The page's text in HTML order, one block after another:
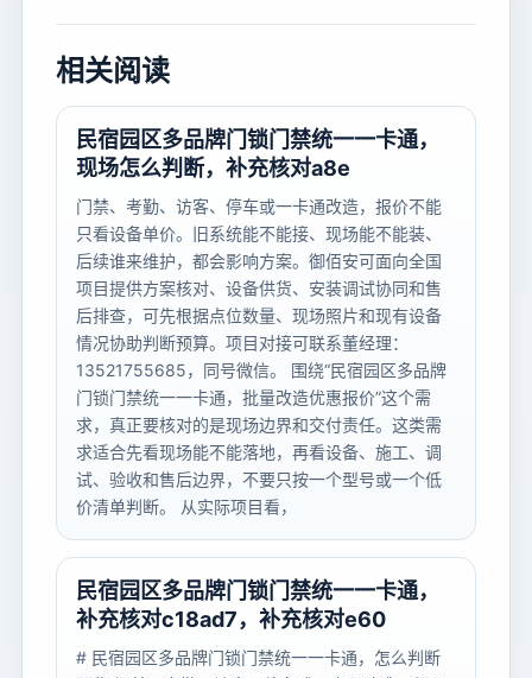
相关阅读
民宿园区多品牌门锁门禁统一一卡通，
现场怎么判断，补充核对a8e
门禁、考勤、访客、停车或一卡通改造，报价不能
只看设备单价。旧系统能不能接、现场能不能装、
后续谁来维护，都会影响方案。御佰安可面向全国
项目提供方案核对、设备供货、安装调试协同和售
后排查，可先根据点位数量、现场照片和现有设备
情况协助判断预算。项目对接可联系董经理：
13521755685，同号微信。 围绕“民宿园区多品牌
门锁门禁统一一卡通，批量改造优惠报价”这个需
求，真正要核对的是现场边界和交付责任。这类需
求适合先看现场能不能落地，再看设备、施工、调
试、验收和售后边界，不要只按一个型号或一个低
价清单判断。 从实际项目看，
民宿园区多品牌门锁门禁统一一卡通，
补充核对c18ad7，补充核对e60
# 民宿园区多品牌门锁门禁统一一卡通，怎么判断